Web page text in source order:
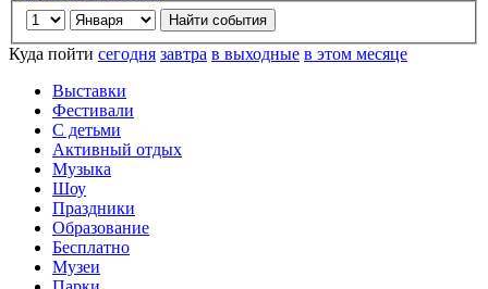
Куда пойти сегодня завтра в выходные в этом месяце
Выставки
Фестивали
С детьми
Активный отдых
Музыка
Шоу
Праздники
Образование
Бесплатно
Музеи